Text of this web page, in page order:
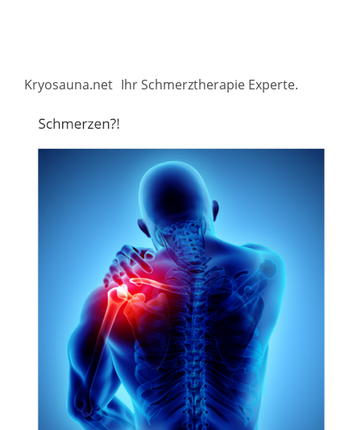
Kryosauna.net Ihr Schmerztherapie Experte.